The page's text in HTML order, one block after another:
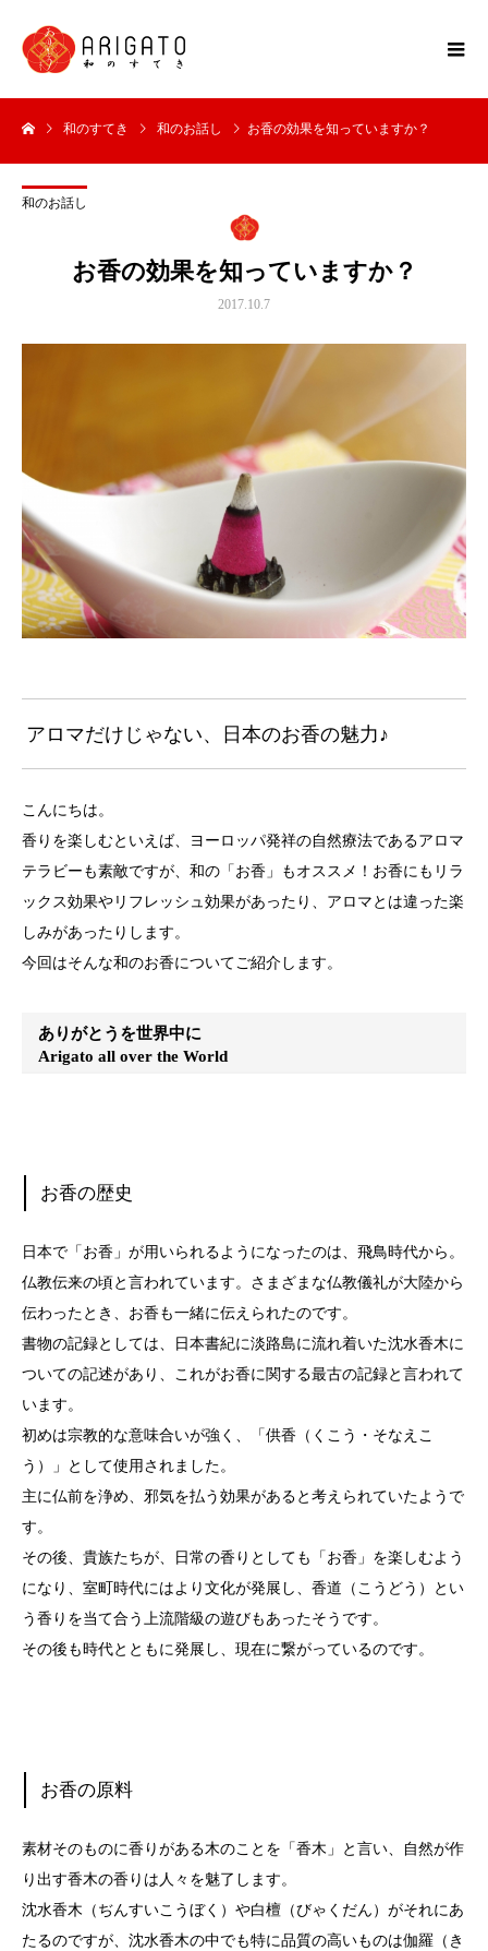
和のすてき 和のお話し お香の効果を知っていますか？
和のお話し
お香の効果を知っていますか？
2017.10.7
アロマだけじゃない、日本のお香の魅力♪
こんにちは。
香りを楽しむといえば、ヨーロッパ発祥の自然療法であるアロマ
テラビーも素敵ですが、和の「お香」もオススメ！お香にもリラ
ックス効果やリフレッシュ効果があったり、アロマとは違った楽
しみがあったりします。
今回はそんな和のお香についてご紹介します。
ありがとうを世界中に
Arigato all over the World
お香の歴史
日本で「お香」が用いられるようになったのは、飛鳥時代から。
仏教伝来の頃と言われています。さまざまな仏教儀礼が大陸から
伝わったとき、お香も一緒に伝えられたのです。
書物の記録としては、日本書紀に淡路島に流れ着いた沈水香木に
ついての記述があり、これがお香に関する最古の記録と言われて
います。
初めは宗教的な意味合いが強く、「供香（くこう・そなえこ
う）」として使用されました。
主に仏前を浄め、邪気を払う効果があると考えられていたようで
す。
その後、貴族たちが、日常の香りとしても「お香」を楽しむよう
になり、室町時代にはより文化が発展し、香道（こうどう）とい
う香りを当て合う上流階級の遊びもあったそうです。
その後も時代とともに発展し、現在に繋がっているのです。
お香の原料
素材そのものに香りがある木のことを「香木」と言い、自然が作
り出す香木の香りは人々を魅了します。
沈水香木（ぢんすいこうぼく）や白檀（びゃくだん）がそれにあ
たるのですが、沈水香木の中でも特に品質の高いものは伽羅（き